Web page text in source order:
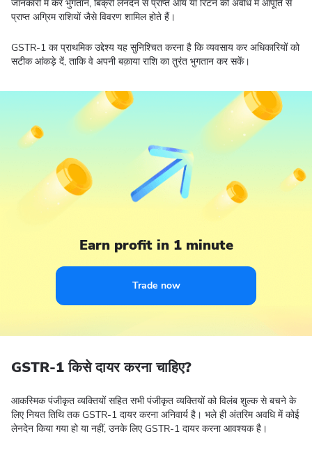
जानकारी में कर भुगतान, बिक्री लेनदेन से प्राप्त आय या रिटर्न की अवधि में आपूर्ति से
प्राप्त अग्रिम राशियों जैसे विवरण शामिल होते हैं।
GSTR-1 का प्राथमिक उद्देश्य यह सुनिश्चित करना है कि व्यवसाय कर अधिकारियों को
सटीक आंकड़े दें, ताकि वे अपनी बक़ाया राशि का तुरंत भुगतान कर सकें।
Earn profit in 1 minute
Trade now
GSTR-1 किसे दायर करना चाहिए?
आकस्मिक पंजीकृत व्यक्तियों सहित सभी पंजीकृत व्यक्तियों को विलंब शुल्क से बचने के
लिए नियत तिथि तक GSTR-1 दायर करना अनिवार्य है। भले ही अंतरिम अवधि में कोई
लेनदेन किया गया हो या नहीं, उनके लिए GSTR-1 दायर करना आवश्यक है।